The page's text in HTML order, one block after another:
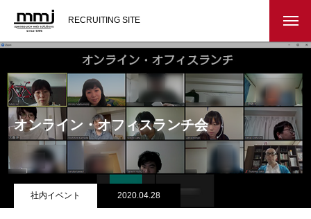
RECRUITING SITE
メッセージ
会社概要
インタビュー
スタッフ紹介
オンライン・オフィスランチ会
社内イベント 2020.04.28